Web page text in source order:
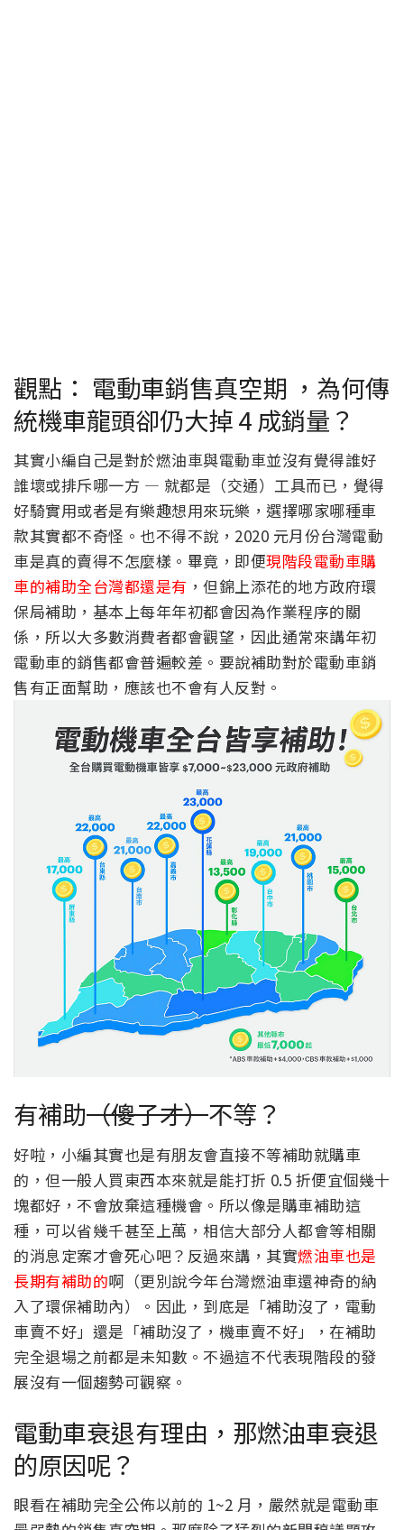
觀點： 電動車銷售真空期 ，為何傳
統機車龍頭卻仍大掉 4 成銷量？
其實小編自己是對於燃油車與電動車並沒有覺得誰好
誰壞或排斥哪一方 — 就都是（交通）工具而已，覺得
好騎實用或者是有樂趣想用來玩樂，選擇哪家哪種車
款其實都不奇怪。也不得不說，2020 元月份台灣電動
車是真的賣得不怎麼樣。畢竟，即便現階段電動車購
車的補助全台灣都還是有 ，但錦上添花的地方政府環
保局補助，基本上每年年初都會因為作業程序的關
係，所以大多數消費者都會觀望，因此通常來講年初
電動車的銷售都會普遍較差。要說補助對於電動車銷
售有正面幫助，應該也不會有人反對。
有補助（傻子才）不等？
好啦，小編其實也是有朋友會直接不等補助就購車
的，但一般人買東西本來就是能打折 0.5 折便宜個幾十
塊都好，不會放棄這種機會。所以像是購車補助這
種，可以省幾千甚至上萬，相信大部分人都會等相關
的消息定案才會死心吧？反過來講，其實燃油車也是
長期有補助的啊（更別說今年台灣燃油車還神奇的納
入了環保補助內）。因此，到底是「補助沒了，電動
車賣不好」還是「補助沒了，機車賣不好」，在補助
完全退場之前都是未知數。不過這不代表現階段的發
展沒有一個趨勢可觀察。
電動車衰退有理由，那燃油車衰退
的原因呢？
眼看在補助完全公佈以前的 1~2 月，嚴然就是電動車